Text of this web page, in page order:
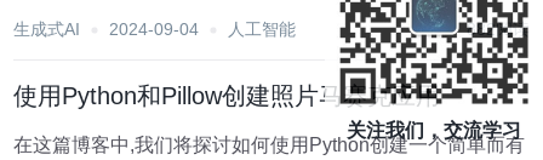
短一两分钟生成十分精美的图像。Midjourney 以其出色的绘
图能力在业界独树一帜，如今，Midjourney...
生成式AI 2024-09-04 人工智能 882阅读
使用Python和Pillow创建照片马赛克应用
在这篇博客中,我们将探讨如何使用Python创建一个简单而有
关注我们，交流学习